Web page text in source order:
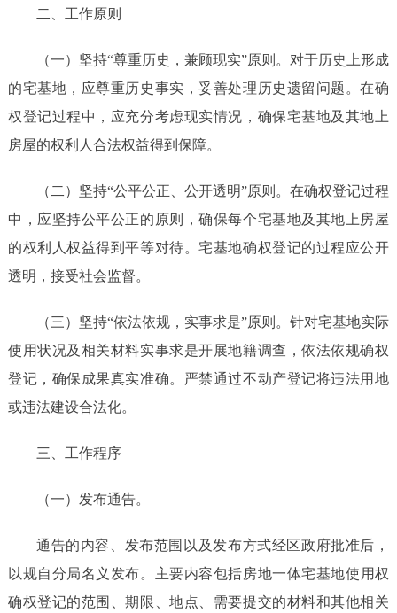
二、工作原则
（一）坚持“尊重历史，兼顾现实”原则。对于历史上形成
的宅基地，应尊重历史事实，妥善处理历史遗留问题。在确
权登记过程中，应充分考虑现实情况，确保宅基地及其地上
房屋的权利人合法权益得到保障。
（二）坚持“公平公正、公开透明”原则。在确权登记过程
中，应坚持公平公正的原则，确保每个宅基地及其地上房屋
的权利人权益得到平等对待。宅基地确权登记的过程应公开
透明，接受社会监督。
（三）坚持“依法依规，实事求是”原则。针对宅基地实际
使用状况及相关材料实事求是开展地籍调查，依法依规确权
登记，确保成果真实准确。严禁通过不动产登记将违法用地
或违法建设合法化。
三、工作程序
（一）发布通告。
通告的内容、发布范围以及发布方式经区政府批准后，
以规自分局名义发布。主要内容包括房地一体宅基地使用权
确权登记的范围、期限、地点、需要提交的材料和其他相关